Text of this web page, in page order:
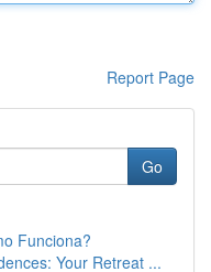
Report Page
Go
Funciona?
Your Retreat ...